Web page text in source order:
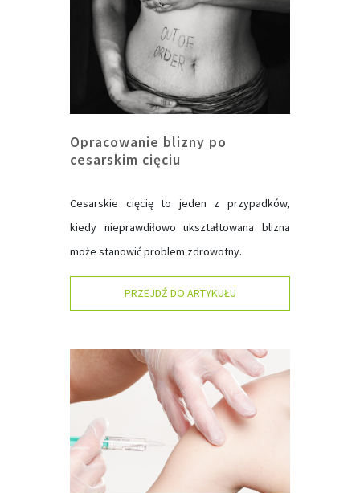
Opracowanie blizny po
cesarskim cięciu
Cesarskie cięcię to jeden z przypadków,
kiedy nieprawdiłowo ukształtowana blizna
może stanowić problem zdrowotny.
PRZEJDŹ DO ARTYKUŁU